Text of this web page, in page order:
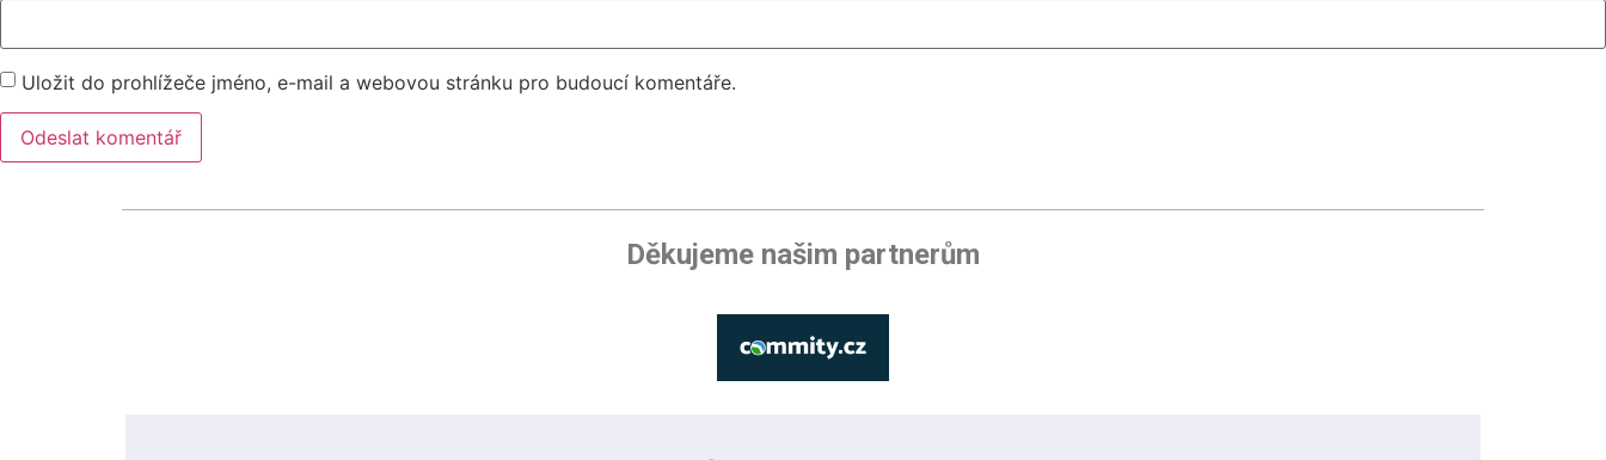
Uložit do prohlížeče jméno, e-mail a webovou stránku pro budoucí komentáře.
Děkujeme našim partnerům